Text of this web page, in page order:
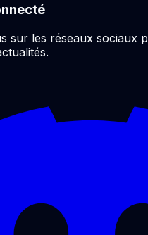
sur les réseaux sociaux